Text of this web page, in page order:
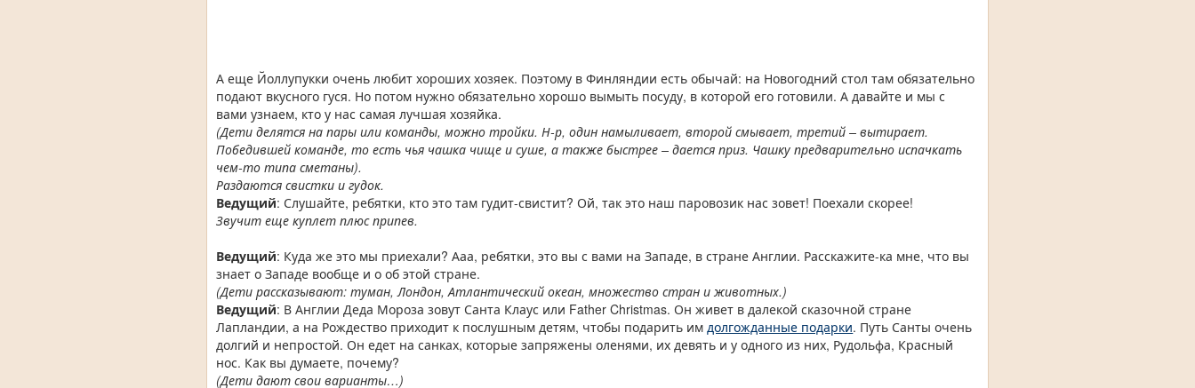
А еще Йоллупукки очень любит хороших хозяек. Поэтому в Финляндии есть обычай: на Новогодний стол там обязательно
подают вкусного гуся. Но потом нужно обязательно хорошо вымыть посуду, в которой его готовили. А давайте и мы с
вами узнаем, кто у нас самая лучшая хозяйка.
(Дети делятся на пары или команды, можно тройки. Н-р, один намыливает, второй смывает, третий – вытирает.
Победившей команде, то есть чья чашка чище и суше, а также быстрее – дается приз. Чашку предварительно испачкать
чем-то типа сметаны).
Раздаются свистки и гудок.
Ведущий: Слушайте, ребятки, кто это там гудит-свистит? Ой, так это наш паровозик нас зовет! Поехали скорее!
Звучит еще куплет плюс припев.
Ведущий: Куда же это мы приехали? Ааа, ребятки, это вы с вами на Западе, в стране Англии. Расскажите-ка мне, что вы
знает о Западе вообще и о об этой стране.
(Дети рассказывают: туман, Лондон, Атлантический океан, множество стран и животных.)
Ведущий: В Англии Деда Мороза зовут Санта Клаус или Father Christmas. Он живет в далекой сказочной стране
Лапландии, а на Рождество приходит к послушным детям, чтобы подарить имдолгожданные подарки. Путь Санты очень
долгий и непростой. Он едет на санках, которые запряжены оленями, их девять и у одного из них, Рудольфа, Красный
нос. Как вы думаете, почему?
(Дети дают свои варианты…)